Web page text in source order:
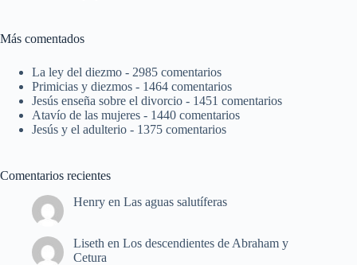
Más comentados
La ley del diezmo - 2985 comentarios
Primicias y diezmos - 1464 comentarios
Jesús enseña sobre el divorcio - 1451 comentarios
Atavío de las mujeres - 1440 comentarios
Jesús y el adulterio - 1375 comentarios
Comentarios recientes
Henry en Las aguas salutíferas
Liseth en Los descendientes de Abraham y
Cetura